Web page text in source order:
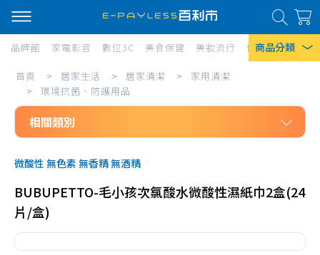
商品分類
熱門搜尋
風扇
口罩
除濕機
衛生紙
Iphone 17
品牌館 家電影音 數位3C 美食保健 美妝流行 傢俱寢具 居
居
生
活/
居
家
清
潔/
首頁 > 居家生活 > 居家清潔 >
家用清潔
>
環境抗菌、防護用品
相關類別
家用清潔
洗碗精
拖把、週邊配件
微酸性 無色素 無香精 無酒精
BUBUPETTO-毛小孩次氯酸水微酸性濕紙巾2盒(24
片/盒)